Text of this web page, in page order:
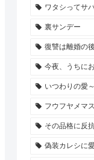
ワタシってサ
裏サンデー
復讐は離婚の
今夜、うちに
いつわりの愛
フウフヤメマ
その品格に反
偽装カレシに